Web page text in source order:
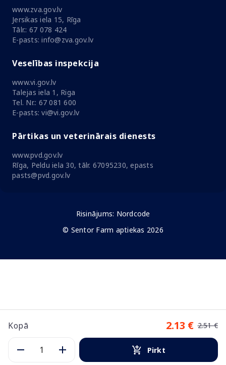
Kopā 2.13 € 2.51 €
Pirkt
www.zva.gov.lv
Jersikas iela 15, Rīga
Tālr.: 67 078 424
E-pasts: info@zva.gov.lv
Veselības inspekcija
www.vi.gov.lv
Talejas iela 1, Riga
Tel. Nr.: 67 081 600
E-pasts: vi@vi.gov.lv
Pārtikas un veterinārais dienests
www.pvd.gov.lv
Rīga, Peldu iela 30, tālr. 67095230, epasts
pasts@pvd.gov.lv
Risinājums: Nordcode
© Sentor Farm aptiekas 2026